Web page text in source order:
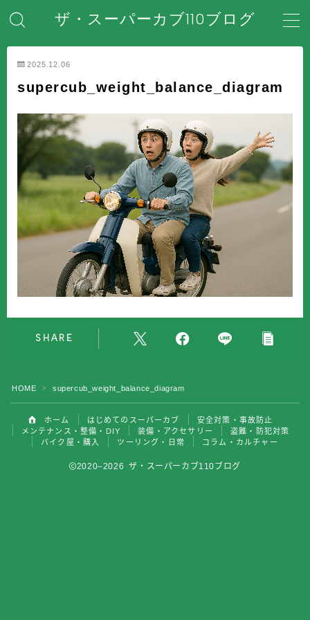
ザ・スーパーカブ110ブログ
MENU
ホーム
はじめてのスーパーカブ
安全対策・事故防止
メンテナンス・整備・DIY
装備・アクセサリー
盗難・防犯対策
バイク屋・購入
コラム・カルチャー
2025.12.06
supercub_weight_balance_diagram
SHARE
HOME ＞ supercub_weight_balance_diagram
ホーム はじめてのスーパーカブ
安全対策・事故防止
メンテナンス・整備・DIY
装備・アクセサリー
盗難・防犯対策
バイク屋・購入
ツーリング・日常 コラム・カルチャー
2020–2026 ザ・スーパーカブ110ブログ